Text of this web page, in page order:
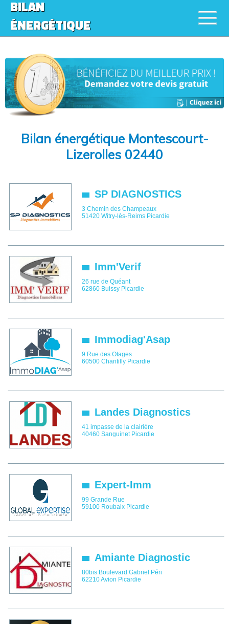
BILAN
ÉNERGÉTIQUE
Bilan énergétique Montescourt-
Lizerolles 02440
SP DIAGNOSTICS
3 Chemin des Champeaux
51420 Witry-lès-Reims Picardie
Imm'Verif
26 rue de Quéant
62860 Buissy Picardie
Immodiag'Asap
9 Rue des Otages
60500 Chantilly Picardie
Landes Diagnostics
41 impasse de la clairière
40460 Sanguinet Picardie
Expert-Imm
99 Grande Rue
59100 Roubaix Picardie
Amiante Diagnostic
80bis Boulevard Gabriel Péri
62210Avion Picardie